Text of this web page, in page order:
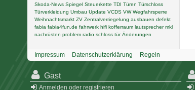
Skoda-News Spiegel Steuerkette TDI Türen Türschloss
Türverkleidung Umbau Update VCDS VW Wegfahrsperre
Weihnachtsmarkt ZV Zentralverriegelung ausbauen defekt
fabia fabia4fun.de fahrwerk hifi kofferraum lautsprecher mkl
nachrüsten problem radio schloss tür Änderungen
Impressum Datenschutzerklärung Regeln
Gast
Anmelden oder registrieren